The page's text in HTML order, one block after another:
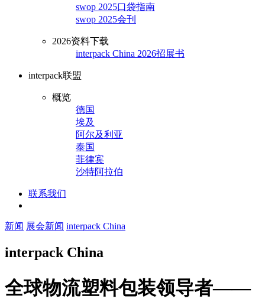
swop 2025口袋指南
swop 2025会刊
2026资料下载
interpack China 2026招展书
interpack联盟
概览
德国
埃及
阿尔及利亚
泰国
菲律宾
沙特阿拉伯
联系我们
新闻 展会新闻 interpack China
interpack China
全球物流塑料包装领导者——